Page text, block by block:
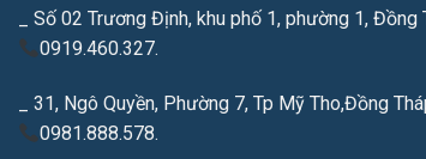
_ Số 02 Trương Định, khu phố 1, phường 1, Đồng
0919.460.327.
_ 31, Ngô Quyền, Phường 7, Tp Mỹ Tho,Đồng
0981.888.578.